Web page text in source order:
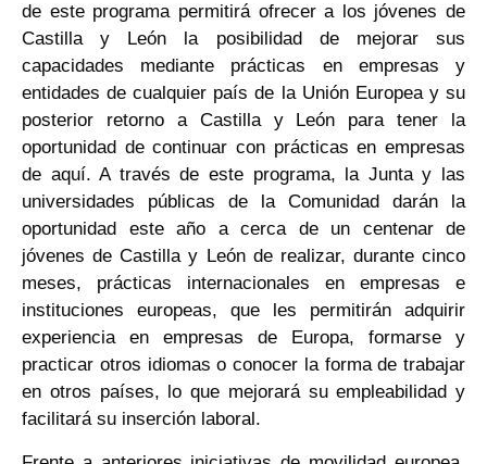
de este programa permitirá ofrecer a los jóvenes de
Castilla y León la posibilidad de mejorar sus
capacidades mediante prácticas en empresas y
entidades de cualquier país de la Unión Europea y su
posterior retorno a Castilla y León para tener la
oportunidad de continuar con prácticas en empresas
de aquí. A través de este programa, la Junta y las
universidades públicas de la Comunidad darán la
oportunidad este año a cerca de un centenar de
jóvenes de Castilla y León de realizar, durante cinco
meses, prácticas internacionales en empresas e
instituciones europeas, que les permitirán adquirir
experiencia en empresas de Europa, formarse y
practicar otros idiomas o conocer la forma de trabajar
en otros países, lo que mejorará su empleabilidad y
facilitará su inserción laboral.